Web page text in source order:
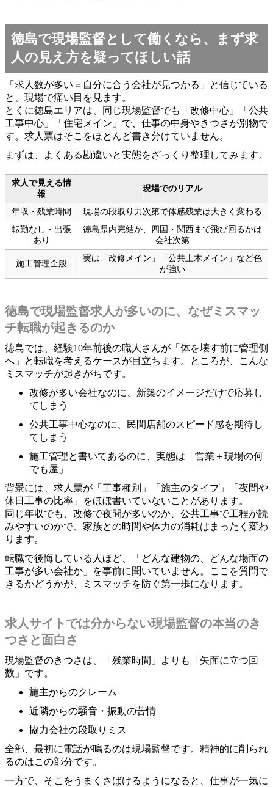
徳島で現場監督として働くなら、まず求
人の見え方を疑ってほしい話
「求人数が多い＝自分に合う会社が見つかる」と信じている
と、現場で痛い目を見ます。
とくに徳島エリアは、同じ現場監督でも「改修中心」「公共
工事中心」「住宅メイン」で、仕事の中身やきつさが別物で
す。求人票はそこをほとんど書き分けていません。
まずは、よくある勘違いと実態をざっくり整理してみます。
求人で見える情
報
現場でのリアル
年収・残業時間
現場の段取り力次第で体感残業は大きく変わる
転勤なし・出張
あり
徳島県内完結か、四国・関西まで飛び回るかは
会社次第
施工管理全般
実は「改修メイン」「公共土木メイン」など色
が強い
徳島で現場監督求人が多いのに、なぜミスマッ
チ転職が起きるのか
徳島では、経験10年前後の職人さんが「体を壊す前に管理側
へ」と転職を考えるケースが目立ちます。ところが、こんな
ミスマッチが起きがちです。
改修が多い会社なのに、新築のイメージだけで応募し
てしまう
公共工事中心なのに、民間店舗のスピード感を期待し
てしまう
施工管理と書いてあるのに、実態は「営業＋現場の何
でも屋」
背景には、求人票が「工事種別」「施主のタイプ」「夜間や
休日工事の比率」をほぼ書いていないことがあります。
同じ年収でも、改修で夜間が多いのか、公共工事で工程が読
みやすいのかで、家族との時間や体力の消耗はまったく変わ
ります。
転職で後悔している人ほど、「どんな建物の、どんな場面の
工事が多い会社か」を事前に聞いていません。ここを質問で
きるかどうかが、ミスマッチを防ぐ第一歩になります。
求人サイトでは分からない現場監督の本当のき
つさと面白さ
現場監督のきつさは、「残業時間」よりも「矢面に立つ回
数」です。
施主からのクレーム
近隣からの騒音・振動の苦情
協力会社の段取りミス
全部、最初に電話が鳴るのは現場監督です。精神的に削られ
るのはこの部分です。
一方で、そこをうまくさばけるようになると、仕事が一気に